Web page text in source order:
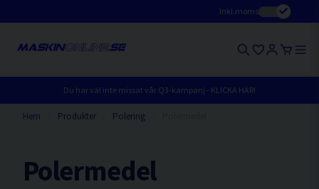
Inkl.moms
Du har väl inte missat vår Q3-kampanj - KLICKA HÄR!
Hem Produkter Polering
Polermedel